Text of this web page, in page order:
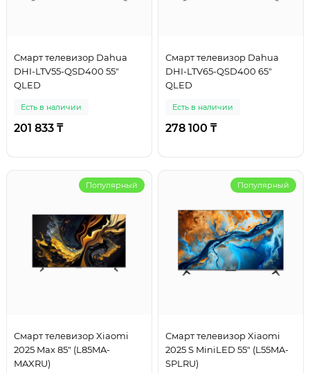
Смарт телевизор Dahua
DHI-LTV55-QSD400 55"
QLED
Есть в наличии
201 833 ₸
Смарт телевизор Dahua
DHI-LTV65-QSD400 65"
QLED
Есть в наличии
278 100 ₸
Популярный
Смарт телевизор Xiaomi
2025 Max 85" (L85MA-
MAXRU)
Популярный
Смарт телевизор Xiaomi
2025 S MiniLED 55" (L55MA-
SPLRU)